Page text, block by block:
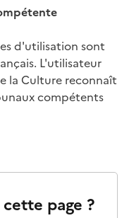
d'utilisation sont
L'utilisateur
la Culture reconnaît
compétents
page ?